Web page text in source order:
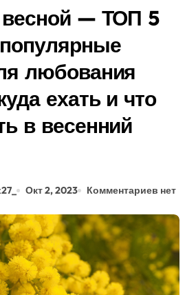
весной — ТОП 5
любования
ехать и что
в весенний
Окт 2, 2023 Комментариев нет